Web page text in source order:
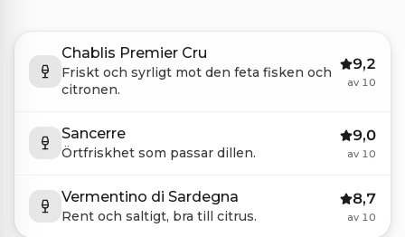
Chablis Premier Cru
Friskt och syrligt mot den feta fisken och
citronen.
9,2
av 10
Sancerre
Örtfriskhet som passar dillen.
9,0
av 10
Vermentino di Sardegna
Rent och saltigt, bra till citrus.
8,7
av 10